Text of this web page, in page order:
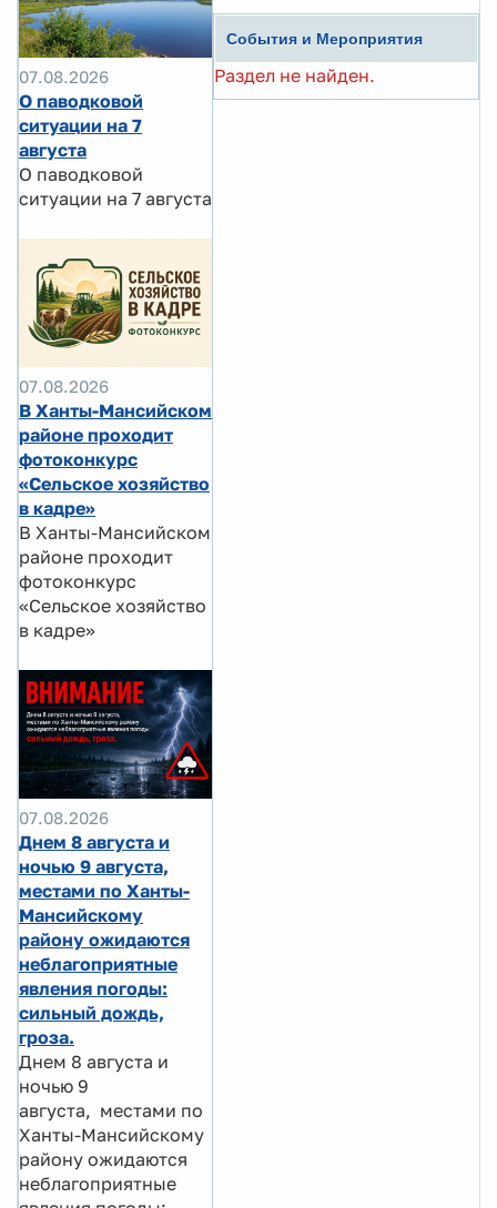
07.08.2026
О паводковой
ситуации на 7
августа
О паводковой
ситуации на 7 августа
07.08.2026
В Ханты-Мансийском
районе проходит
фотоконкурс
«Сельское хозяйство
в кадре»
В Ханты-Мансийском
районе проходит
фотоконкурс
«Сельское хозяйство
в кадре»
07.08.2026
Днем 8 августа и
ночью 9 августа,
местами по Ханты-
Мансийскому
району ожидаются
неблагоприятные
явления погоды:
сильный дождь,
гроза.
Днем 8 августа и
ночью 9
августа, местами по
Ханты-Мансийскому
району ожидаются
неблагоприятные
События и Мероприятия
Раздел не найден.